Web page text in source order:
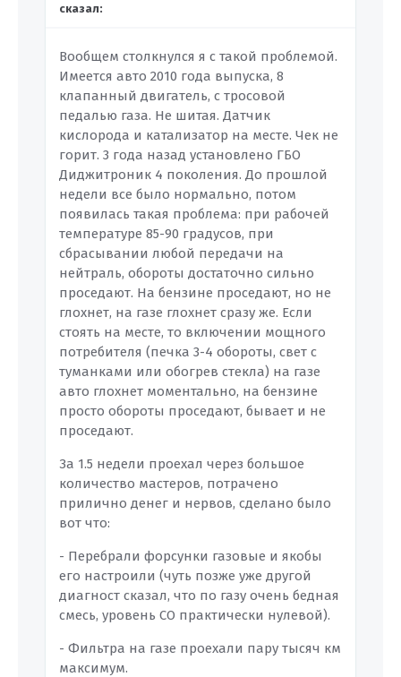
сказал:
Вообщем столкнулся я с такой проблемой.
Имеется авто 2010 года выпуска, 8
клапанный двигатель, с тросовой
педалью газа. Не шитая. Датчик
кислорода и катализатор на месте. Чек не
горит. 3 года назад установлено ГБО
Диджитроник 4 поколения. До прошлой
недели все было нормально, потом
появилась такая проблема: при рабочей
температуре 85-90 градусов, при
сбрасывании любой передачи на
нейтраль, обороты достаточно сильно
проседают. На бензине проседают, но не
глохнет, на газе глохнет сразу же. Если
стоять на месте, то включении мощного
потребителя (печка 3-4 обороты, свет с
туманками или обогрев стекла) на газе
авто глохнет моментально, на бензине
просто обороты проседают, бывает и не
проседают.
За 1.5 недели проехал через большое
количество мастеров, потрачено
прилично денег и нервов, сделано было
вот что:
- Перебрали форсунки газовые и якобы
его настроили (чуть позже уже другой
диагност сказал, что по газу очень бедная
смесь, уровень СО практически нулевой).
- Фильтра на газе проехали пару тысяч км
максимум.